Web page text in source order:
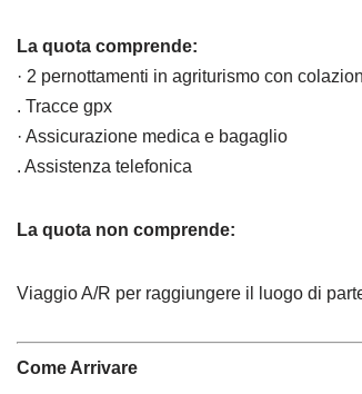
La quota comprende:
· 2 pernottamenti in agriturismo con
. Tracce gpx
· Assicurazione medica e bagaglio
. Assistenza telefonica
La quota non comprende:
Viaggio A/R per raggiungere il luogo di
Come Arrivare